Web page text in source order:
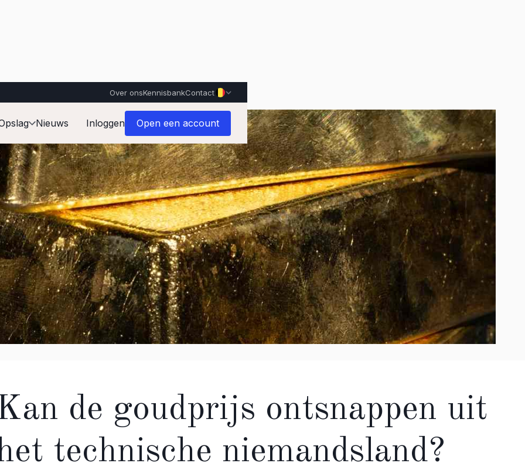
Over onsKennisbankContact
Nieuws Inloggen Open een account
de goudprijs ontsnappen uit
technische niemandsland?